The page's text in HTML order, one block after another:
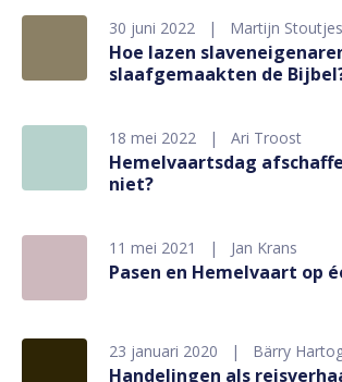
30 juni 2022 Martijn
Hoe lazen
slaafgemaakten de
18 mei 2022 Ari Troost
Hemelvaartsdag
niet?
11 mei 2021 Jan Krans
Pasen en Hemelvaart op
23 januari 2020 Bärry
Handelingen als